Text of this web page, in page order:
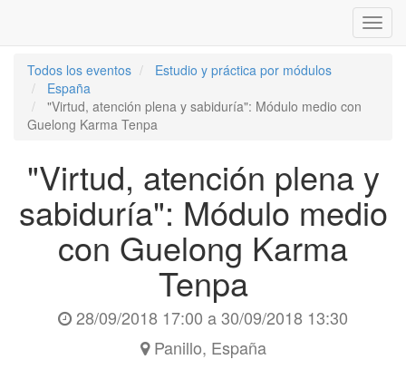
Todos los eventos
Estudio y práctica por módulos
España
"Virtud, atención plena y sabiduría": Módulo medio con
Guelong Karma Tenpa
"Virtud, atención plena y
sabiduría": Módulo medio
con Guelong Karma
Tenpa
28/09/2018 17:00 a30/09/2018 13:30
Panillo, España